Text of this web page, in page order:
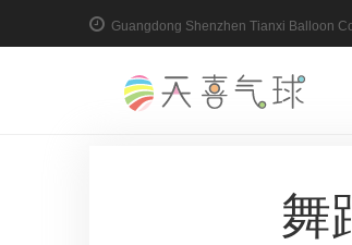
Guangdong Shenzhen Tianxi Balloon
舞